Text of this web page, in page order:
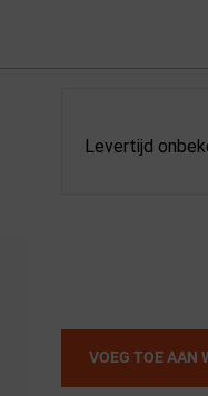
Levertijd
VOEG TOE AAN